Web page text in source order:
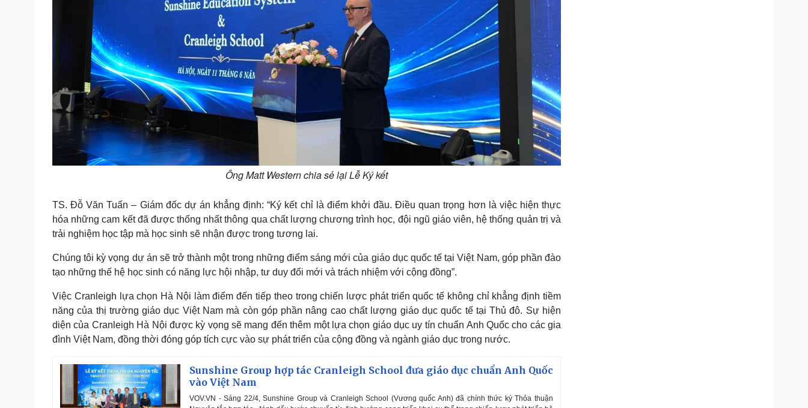
Ông Matt Western chia sẻ lại Lễ Ký kết
TS. Đỗ Văn Tuấn – Giám đốc dự án khẳng định: “Ký kết chỉ là điểm khởi đầu. Điều quan trọng hơn là việc hiện thực
hóa những cam kết đã được thống nhất thông qua chất lượng chương trình học, đội ngũ giáo viên, hệ thống quản trị và
trải nghiệm học tập mà học sinh sẽ nhận được trong tương lai.
Chúng tôi kỳ vọng dự án sẽ trở thành một trong những điểm sáng mới của giáo dục quốc tế tại Việt Nam, góp phần đào
tạo những thế hệ học sinh có năng lực hội nhập, tư duy đổi mới và trách nhiệm với cộng đồng”.
Việc Cranleigh lựa chọn Hà Nội làm điểm đến tiếp theo trong chiến lược phát triển quốc tế không chỉ khẳng định tiềm
năng của thị trường giáo dục Việt Nam mà còn góp phần nâng cao chất lượng giáo dục quốc tế tại Thủ đô. Sự hiện
diện của Cranleigh Hà Nội được kỳ vọng sẽ mang đến thêm một lựa chọn giáo dục uy tín chuẩn Anh Quốc cho các gia
đình Việt Nam, đồng thời đóng góp tích cực vào sự phát triển của cộng đồng và ngành giáo dục trong nước.
Sunshine Group hợp tác Cranleigh School đưa giáo dục chuẩn Anh Quốc
vào Việt Nam
VOV.VN - Sáng 22/4, Sunshine Group và Cranleigh School (Vương quốc Anh) đã chính thức ký Thỏa thuận